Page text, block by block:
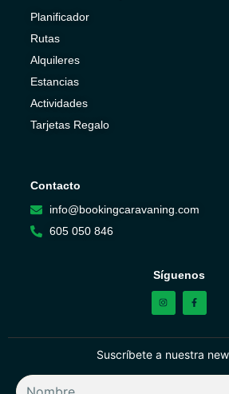
Planificador
Rutas
Alquileres
Estancias
Actividades
Tarjetas Regalo
Contacto
info@bookingcaravaning.com
605 050 846
Síguenos
Suscríbete a nuestra